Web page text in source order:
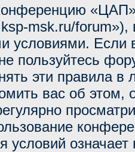
msk.ru/forum»),
условиями. Если
пользуйтесь
эти правила
вас об
условий